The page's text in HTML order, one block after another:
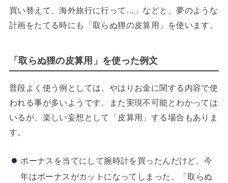
買い替えて、海外旅行に行って…」などと、夢のような
計画をたてる時にも「取らぬ狸の皮算用」を使います。
「取らぬ狸の皮算用」を使った例文
普段よく使う例としては、やはりお金に関する内容で使
われる事が多いようです。また実現不可能とわかっては
いるが、楽しい妄想として「皮算用」する場合もありま
す。
ボーナスを当てにして腕時計を買ったんだけど、今
年はボーナスがカットになってしまった。「取らぬ